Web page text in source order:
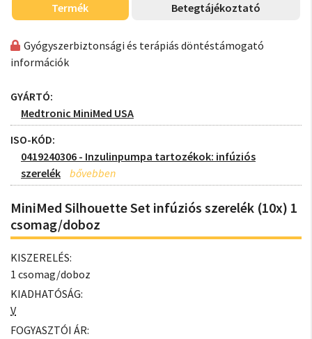
Termék Betegtájékoztató
Gyógyszerbiztonsági és terápiás döntéstámogató
információk
GYÁRTÓ:
Medtronic MiniMed USA
ISO-KÓD:
0419240306 - Inzulinpumpa tartozékok: infúziós
szerelék
MiniMed Silhouette Set infúziós szerelék (10x) 1
csomag/doboz
KISZERELÉS:
1 csomag/doboz
KIADHATÓSÁG:
V
FOGYASZTÓI ÁR: